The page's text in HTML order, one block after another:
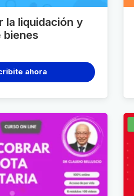
la liquidación y
bienes
ahora